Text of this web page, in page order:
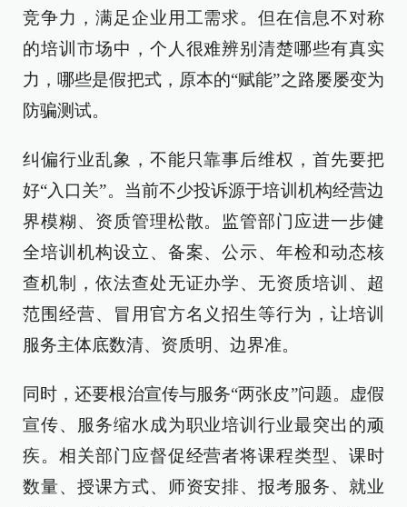
竞争力，满足企业用工需求。但在信息不对称
的培训市场中，个人很难辨别清楚哪些有真实
力，哪些是假把式，原本的“赋能”之路屡屡变为
防骗测试。
纠偏行业乱象，不能只靠事后维权，首先要把
好“入口关”。当前不少投诉源于培训机构经营边
界模糊、资质管理松散。监管部门应进一步健
全培训机构设立、备案、公示、年检和动态核
查机制，依法查处无证办学、无资质培训、超
范围经营、冒用官方名义招生等行为，让培训
服务主体底数清、资质明、边界准。
同时，还要根治宣传与服务“两张皮”问题。虚假
宣传、服务缩水成为职业培训行业最突出的顽
疾。相关部门应督促经营者将课程类型、课时
数量、授课方式、师资安排、报考服务、就业